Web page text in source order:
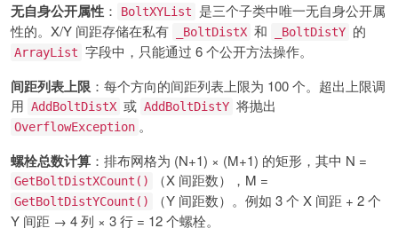
无自身公开属性 ： BoltXYList
是三个子类中唯一无自身公开属
性的。X/Y 间距存储在私有
_BoltDistX 和 _BoltDistY 的
ArrayList 字段中，只能通过 6 个公开方法操作。
间距列表上限 ：每个方向的间距列表上限为 100 个。超出上限调
用 AddBoltDistX 或 AddBoltDistY 将抛出
OverflowException 。
螺栓总数计算 ：排布网格为 (N+1) × (M+1) 的矩形，其中 N =
GetBoltDistXCount() （X 间距数），M =
GetBoltDistYCount()
（Y 间距数）。例如 3 个 X 间距 + 2 个
Y 间距 → 4 列 × 3 行 = 12 个螺栓。